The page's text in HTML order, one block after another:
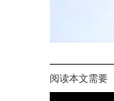
阅读本文需要